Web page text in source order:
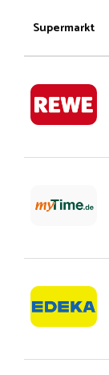
Supermarkt